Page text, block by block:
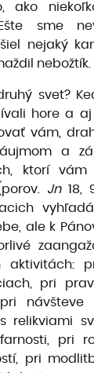
ako
sme
nejaký
nebožtík.
svet?
hore a
vám,
a
ktorí vám
Jn 18,
ale k
aktivitách:
pri
návšteve
relikviami
pri
pri